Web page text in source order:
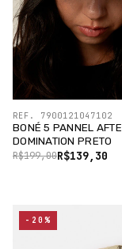
BONÉ 5 PANNEL
DOMINATION PRETO
R$139,30
R$199,00
REF. 7900121047102
-20%